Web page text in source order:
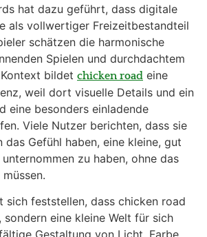
hat dazu geführt, dass digitale
als vollwertiger Freizeitbestandteil
schätzen die harmonische
Spielen und durchdachtem
bildet chicken road eine
weil dort visuelle Details und ein
eine besonders einladende
Viele Nutzer berichten, dass sie
das Gefühl haben, eine kleine, gut
zu haben, ohne das
sich feststellen, dass chicken road
sondern eine kleine Welt für sich